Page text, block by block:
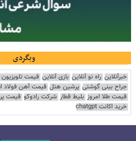
وبگردی
خبرآنلاین راه نو آنلاین بازی آنلاین قیمت
جراح بینی گوشتی پرشین هتل قیمت آهن فولاد
قیمت طلا امروز بلیط قطار شرکت رادوکو قیمت
خرید اکانت chatgpt